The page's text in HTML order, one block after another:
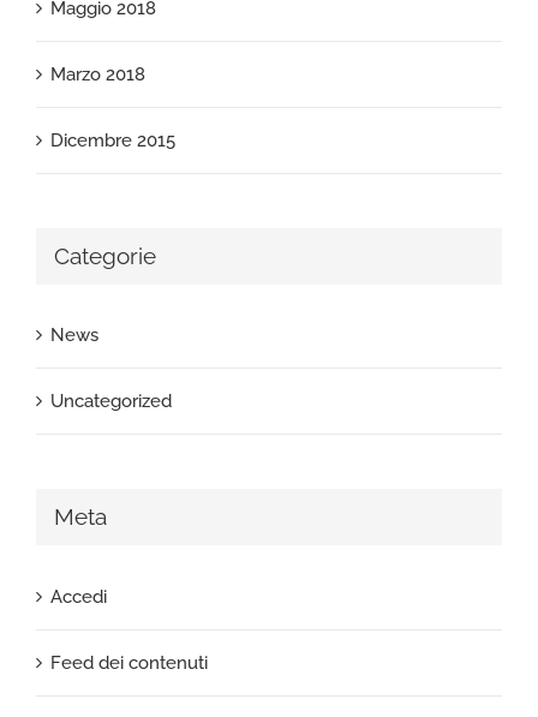
Maggio 2018
Marzo 2018
Dicembre 2015
Categorie
News
Uncategorized
Meta
Accedi
Feed dei contenuti